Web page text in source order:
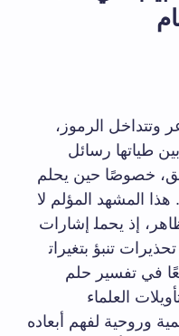
وتتداخل الرموز،
طياتها رسائل
خصوصًا حين يحلم⁣
المشهد المؤلم لا
إذ يحمل‍ إشارات
تنبؤ بتغيرات‍
في تفسير حلم
العلماء
⁣وروحية لفهم أبعاده